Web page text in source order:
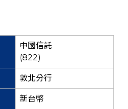
中國信託
(822)
敦北分行
新台幣